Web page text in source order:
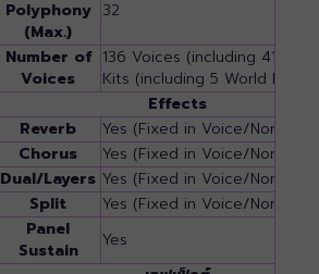
Polyphony
(Max.)
32
Number of
Voices
136 Voices (including 41
Kits (including 5 World Drum
Effects
Reverb
Yes (Fixed in Voice/Non
Chorus
Yes (Fixed in Voice/Non
Dual/Layers Yes (Fixed in Voice/Non
Split
Yes (Fixed in Voice/Non
Panel
Sustain
Yes